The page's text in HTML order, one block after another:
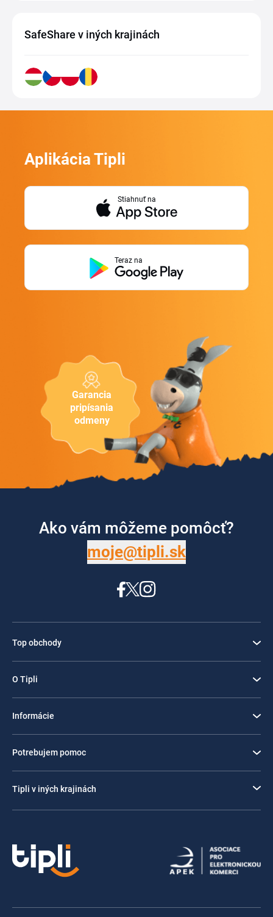
SafeShare v iných krajinách
Garancia
pripísania
odmeny
Aplikácia Tipli
Stiahnuť na
Teraz na
Ako vám môžeme pomôcť?
moje@tipli.sk
Top obchody
O Tipli
Informácie
Potrebujem pomoc
Tipli v iných krajinách